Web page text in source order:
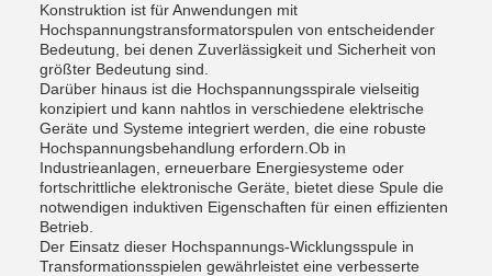
Konstruktion ist für Anwendungen mit
Hochspannungstransformatorspulen von entscheidender
Bedeutung, bei denen Zuverlässigkeit und Sicherheit von
größter Bedeutung sind.
Darüber hinaus ist die Hochspannungsspirale vielseitig
konzipiert und kann nahtlos in verschiedene elektrische
Geräte und Systeme integriert werden, die eine robuste
Hochspannungsbehandlung erfordern.Ob in
Industrieanlagen, erneuerbare Energiesysteme oder
fortschrittliche elektronische Geräte, bietet diese Spule die
notwendigen induktiven Eigenschaften für einen effizienten
Betrieb.
Der Einsatz dieser Hochspannungs-Wicklungsspule in
Transformationsspielen gewährleistet eine verbesserte